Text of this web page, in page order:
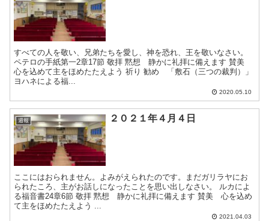
すべての人を敬い、兄弟たちを愛し、神を恐れ、王を敬いなさい。
ペテロの手紙第一2章17節 敬拝 黙想 静かに礼拝に備えます 賛美
心を込めて主をほめたたえよう 祈り 勧め 「敷石（三つの裁判）」
ヨハネによる福...
2020.05.10
週報 ２０２１年４月４日
ここにはおられません。よみがえられたのです。まだガリラヤにお
られたころ、主がお話しになったことを思い出しなさい。 ルカによ
る福音書24章6節 敬拝 黙想 静かに礼拝に備えます 賛美 心を込め
て主をほめたたえよう ...
2021.04.03